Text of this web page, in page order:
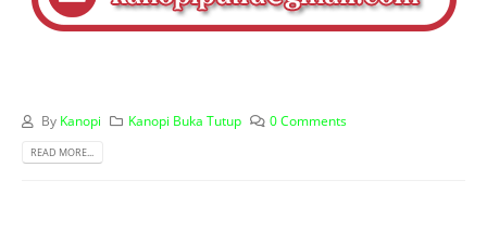
By Kanopi Kanopi Buka Tutup 0 Comments
READ MORE...